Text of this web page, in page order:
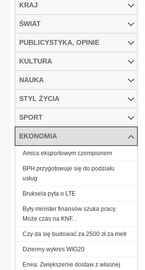
KRAJ
ŚWIAT
PUBLICYSTYKA, OPINIE
KULTURA
NAUKA
STYL ŻYCIA
SPORT
EKONOMIA
Amica eksportowym czempionem
BPH przygotowuje się do podziału
usług
Bruksela pyta o LTE
Były minister finansów szuka pracy.
Może czas na KNF...
Czy da się budować za 2500 zł za metr
Dzienny wykres WIG20
Enea: Zwiększenie dostaw z własnej